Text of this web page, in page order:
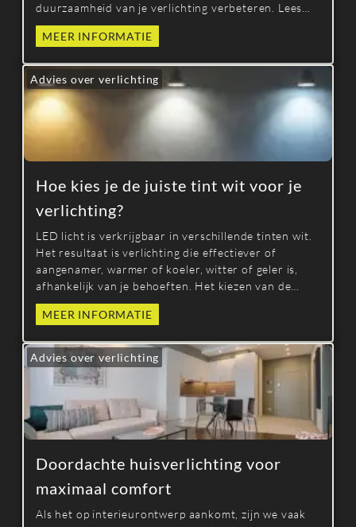
duurzaamheid van je verlichting verbeteren. Lees
meer over de voordelen, selectiecriteria en tips voor
een geslaagde relamping.
MEER INFORMATIE
Advies over verlichting
Hoe kies je de juiste tint wit voor je
verlichting?
LED licht is verkrijgbaar in verschillende tinten wit.
Het resultaat is verlichting die effectiever of
aangenamer, warmer of koeler, witter of geler is,
afhankelijk van je behoeften. Het kiezen van de
witte tint voor een LED lamp is over het algemeen
een zeer subjectieve beslissing.
MEER INFORMATIE
Advies over verlichting
Doordachte huisverlichting voor
maximaal comfort
Als het op interieurontwerp aankomt, zijn we vaak